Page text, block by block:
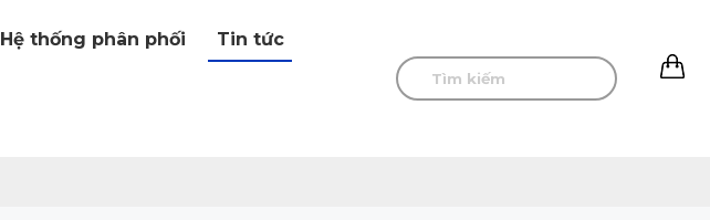
Hệ thống phân phối Tin tức